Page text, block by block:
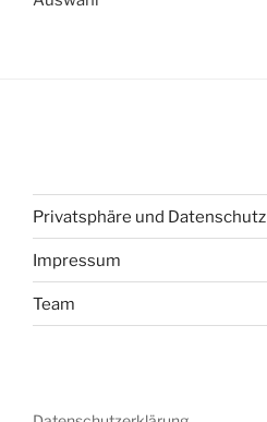
Privatsphäre und Datenschutz
Impressum
Team